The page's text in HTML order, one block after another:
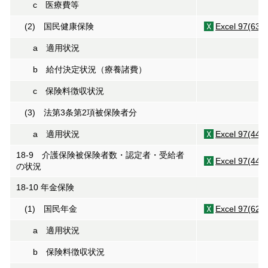
c 医療費等
(2) 国民健康保険 Excel
a 適用状況
b 給付決定状況（療養諸費）
c 保険料徴収状況
(3) 法第3条第2項被保険者分
a 適用状況 Excel
18-9 介護保険被保険者数・認定者・受給者
の状況
Excel
18-10 年金保険
(1) 国民年金 Excel
a 適用状況
b 保険料徴収状況